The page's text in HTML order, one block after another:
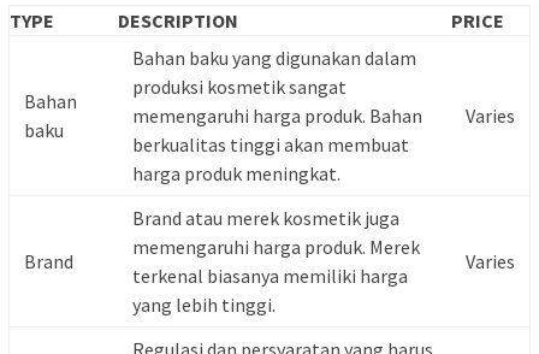
TYPE
DESCRIPTION PRICE
Bahan
baku
Bahan baku yang digunakan dalam
produksi kosmetik sangat
memengaruhi harga produk. Bahan
berkualitas tinggi akan membuat
harga produk meningkat.
Varies
Brand
Brand atau merek kosmetik juga
memengaruhi harga produk. Merek
terkenal biasanya memiliki harga
yang lebih tinggi.
Varies